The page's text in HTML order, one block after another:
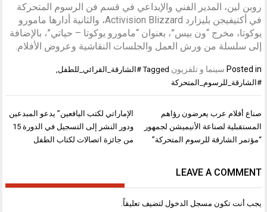
روبن لين، المدير الفني والإبداعي في قسم فن الرسوم المتحركة
في أكتيفيجن بليزارد Activision Blizzard، والثانية أدارها مامورو
يوكوتا، مخرج “ون بيس”، بعنوان “مامورو يوكوتا – حياتي”، بالإضافة
إلى سلسلة من ورش العمل والجلسات النقاشية وعروض الأفلام.
Posted in سينما و تلفزيون Tagged #الشارقة_القرائي_للطفل
#الشارقة_للرسوم_المتحركة
تصفّح
المقالات
الإماراتي لكتب اليافعين” يدعو المبدعين
ودور النشر إلى التسجيل في الدورة 15
من جائزة اتصالات لكتاب الطفل
صناع أفلام عرب يعرضون رؤاهم
المستقبلية لصناعة الأنيميشن لجمهور
“مؤتمر الشارقة للرسوم المتحركة”
LEAVE A COMMENT
يجب أنت تكون مسجل الدخول لتضيف تعليقاً.